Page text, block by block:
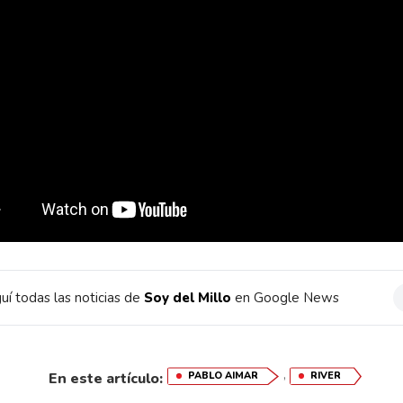
todas las noticias de Soy del Millo en Google News
En este artículo: PABLO AIMAR , RIVER